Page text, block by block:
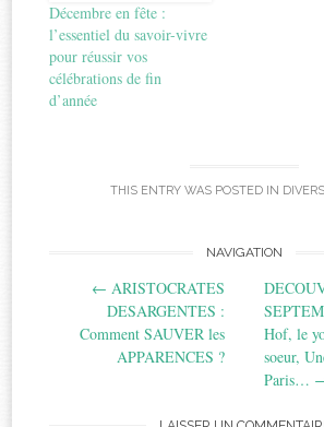
Décembre en fête :
l’essentiel du savoir-vivre
pour réussir vos
célébrations de fin
d’année
THIS ENTRY WAS POSTED IN
navigation
NAVIGATION
← ARISTOCRATES
DESARGENTES :
Comment SAUVER les
APPARENCES ?
Hof, le
soeur,
Paris…